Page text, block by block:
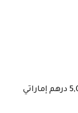
الأجر: 2,500.00 درهم إماراتي - 5,000.00 درهم إماراتي